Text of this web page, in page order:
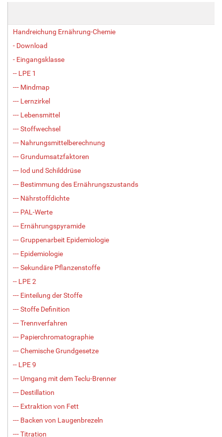
Handreichung Ernährung-Chemie
- Download
- Eingangsklasse
-- LPE 1
--- Mindmap
--- Lernzirkel
--- Lebensmittel
--- Stoffwechsel
--- Nahrungsmittelberechnung
--- Grundumsatzfaktoren
--- Iod und Schilddrüse
--- Bestimmung des Ernährungszustands
--- Nährstoffdichte
--- PAL-Werte
--- Ernährungspyramide
--- Gruppenarbeit Epidemiologie
--- Epidemiologie
--- Sekundäre Pflanzenstoffe
-- LPE 2
--- Einteilung der Stoffe
--- Stoffe Definition
--- Trennverfahren
--- Papierchromatographie
--- Chemische Grundgesetze
-- LPE 9
--- Umgang mit dem Teclu-Brenner
--- Destillation
--- Extraktion von Fett
--- Backen von Laugenbrezeln
--- Titration